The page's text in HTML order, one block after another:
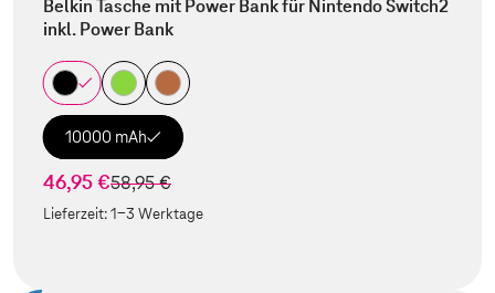
Belkin Tasche mit Power Bank für Nintendo Switch2
inkl. Power Bank
10000 mAh
46,95 €statt
58,95 €
Lieferzeit:1-3 Werktage